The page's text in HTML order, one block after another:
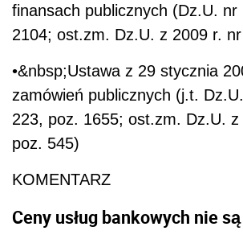
finansach publicznych (Dz.U. nr
2104; ost.zm. Dz.U. z 2009 r.
•&nbsp;Ustawa z 29 stycznia
zamówień publicznych (j.t.
223, poz. 1655; ost.zm. Dz.U.
poz. 545)
KOMENTARZ
Ceny usług bankowych nie